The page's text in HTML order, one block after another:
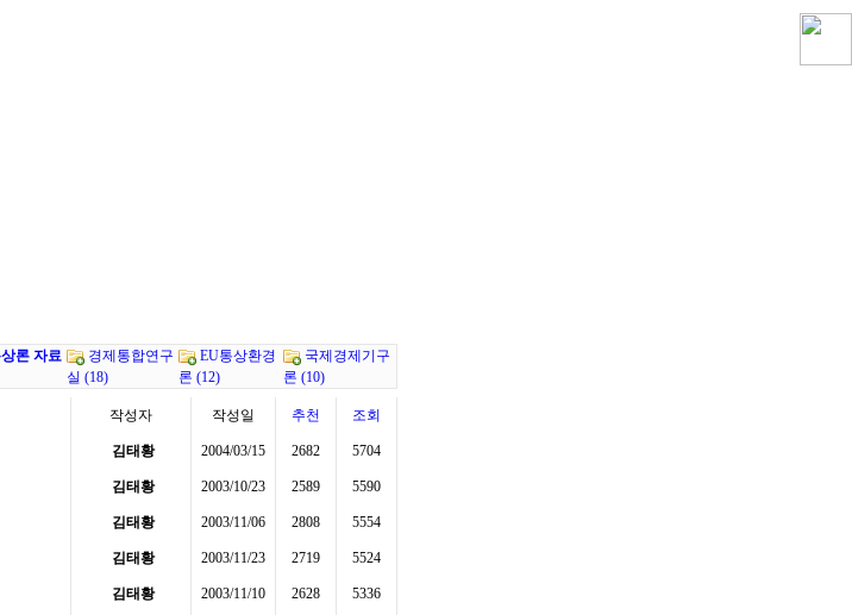
론 자료
경제통합연구
실 (18)
EU통상환경
론 (12)
국제경제기구
론 (10)
작성자 작성일 추천 조회
김태황 2004/03/15 2682 5704
김태황 2003/10/23 2589 5590
김태황 2003/11/06 2808 5554
김태황 2003/11/23 2719 5524
김태황 2003/11/10 2628 5336